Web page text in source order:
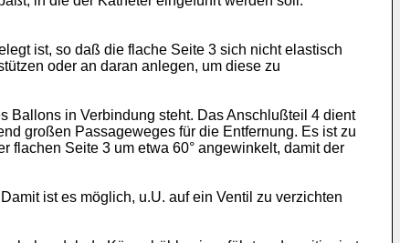
ist, so daß die flache Seite 3 sich nicht elastisch
oder an daran anlegen, um diese zu
Ballons in Verbindung steht. Das Anschlußteil 4 dient
großen Passageweges für die Entfernung. Es ist zu
flachen Seite 3 um etwa 60° angewinkelt, damit der
ist es möglich, u.U. auf ein Ventil zu verzichten